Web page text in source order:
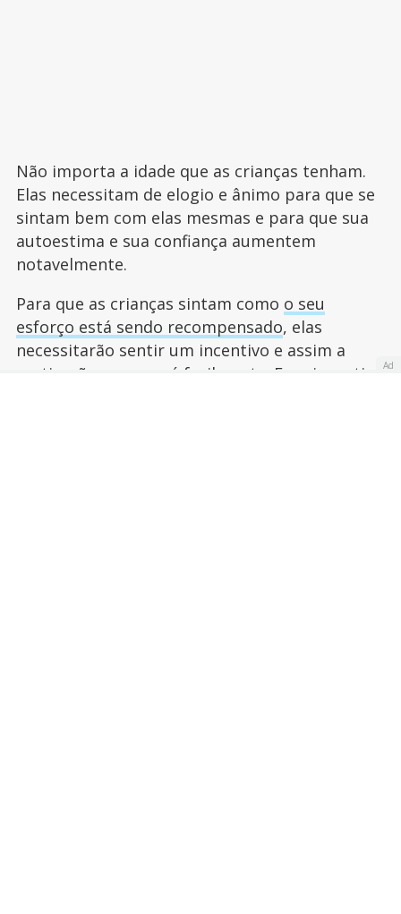
Não importa a idade que as crianças tenham.
Elas necessitam de elogio e ânimo para que se
sintam bem com elas mesmas e para que sua
autoestima e sua confiança aumentem
notavelmente.
Para que as crianças sintam como o seu
esforço está sendo recompensado, elas
necessitarão sentir um incentivo e assim a
motivação aparecerá facilmente. Esse incentivo
Ad